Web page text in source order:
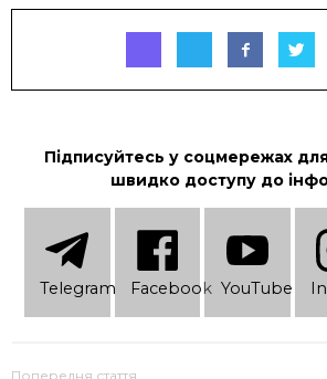
Підписуйтесь у соцмережах
швидко доступу до
Telеgram Facebook YouTube
Попередня стаття